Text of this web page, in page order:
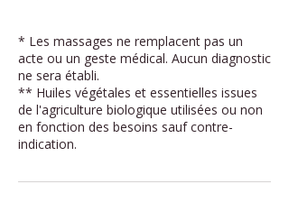
* Les massages ne remplacent pas un
acte ou un geste médical. Aucun diagnostic
ne sera établi.
** Huiles végétales et essentielles issues
de l'agriculture biologique utilisées ou non
en fonction des besoins sauf contre-
indication.